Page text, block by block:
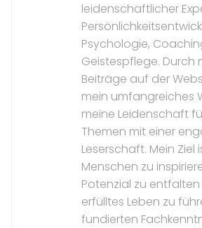
leidenschaftlicher
Psychologie,
Geistespflege. Durch
Beiträge auf der
mein umfangreiches
meine Leidenschaft
Themen mit einer
Leserschaft. Mein Ziel
Menschen zu
Potenzial zu
erfülltes Leben zu
fundierten